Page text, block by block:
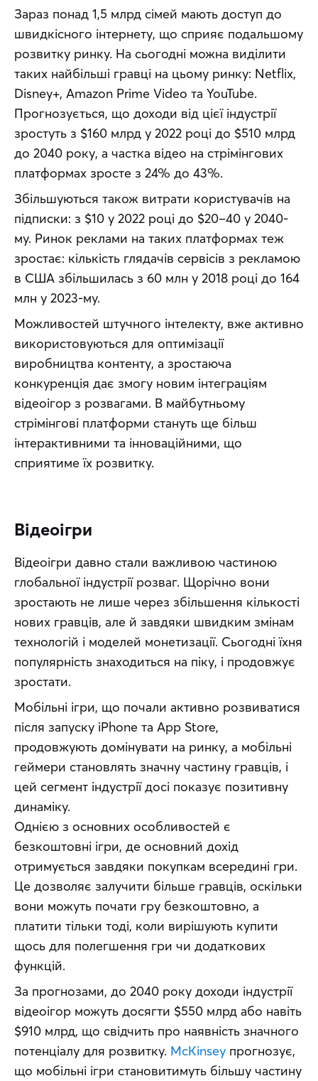
Зараз понад 1,5 млрд сімей мають доступ до
швидкісного інтернету, що сприяє подальшому
розвитку ринку. На сьогодні можна виділити
таких найбільші гравці на цьому ринку: Netflix,
Disney+, Amazon Prime Video та YouTube.
Прогнозується, що доходи від цієї індустрії
зростуть з $160 млрд у 2022 році до $510 млрд
до 2040 року, а частка відео на стрімінгових
платформах зросте з 24% до 43%.
Збільшуються також витрати користувачів на
підписки: з $10 у 2022 році до $20–40 у 2040-
му. Ринок реклами на таких платформах теж
зростає: кількість глядачів сервісів з рекламою
в США збільшилась з 60 млн у 2018 році до 164
млн у 2023-му.
Можливостей штучного інтелекту, вже активно
використовуються для оптимізації
виробництва контенту, а зростаюча
конкуренція дає змогу новим інтеграціям
відеоігор з розвагами. В майбутньому
стрімінгові платформи стануть ще більш
інтерактивними та інноваційними, що
сприятиме їх розвитку.
Відеоігри
Відеоігри давно стали важливою частиною
глобальної індустрії розваг. Щорічно вони
зростають не лише через збільшення кількості
нових гравців, але й завдяки швидким змінам
технологій і моделей монетизації. Сьогодні їхня
популярність знаходиться на піку, і продовжує
зростати.
Мобільні ігри, що почали активно розвиватися
після запуску iPhone та App Store,
продовжують домінувати на ринку, а мобільні
геймери становлять значну частину гравців, і
цей сегмент індустрії досі показує позитивну
динаміку.
Однією з основних особливостей є
безкоштовні ігри, де основний дохід
отримується завдяки покупкам всередині гри.
Це дозволяє залучити більше гравців, оскільки
вони можуть почати гру безкоштовно, а
платити тільки тоді, коли вирішують купити
щось для полегшення гри чи додаткових
функцій.
За прогнозами, до 2040 року доходи індустрії
відеоігор можуть досягти $550 млрд або навіть
$910 млрд, що свідчить про наявність значного
потенціалу для розвитку. McKinsey прогнозує,
що мобільні ігри становитимуть більшу частину